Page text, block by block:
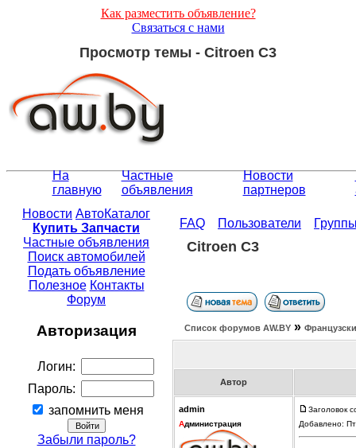
Как разместить объявление?
Связаться с нами
Просмотр темы - Citroen C3
На
главную
Частные
объявления
Новости
партнеров
Новости АвтоКаталог
Купить Запчасти
Частные объявления
Поиск автомобилей
Подать объявление
Полезное Контакты
Форум
Авторизация
Логин:
Пароль:
запомнить меня
Забыли пароль?
FAQ Пользователи
Citroen C3
Список форумов АW.BY »
Автор
admin
Администрация
Заголовок
Добавлено: